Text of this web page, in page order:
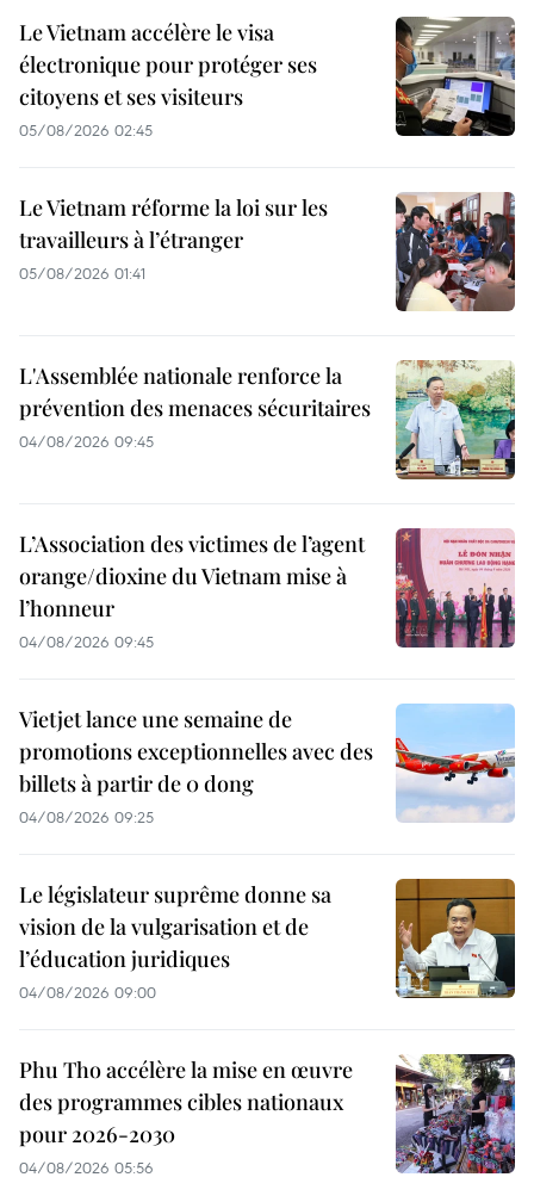
Le Vietnam accélère le visa
électronique pour protéger ses
citoyens et ses visiteurs
05/08/2026 02:45
Le Vietnam réforme la loi sur les
travailleurs à l’étranger
05/08/2026 01:41
L'Assemblée nationale renforce la
prévention des menaces sécuritaires
04/08/2026 09:45
L’Association des victimes de l’agent
orange/dioxine du Vietnam mise à
l’honneur
04/08/2026 09:45
Vietjet lance une semaine de
promotions exceptionnelles avec des
billets à partir de 0 dong
04/08/2026 09:25
Le législateur suprême donne sa
vision de la vulgarisation et de
l’éducation juridiques
04/08/2026 09:00
Phu Tho accélère la mise en œuvre
des programmes cibles nationaux
pour 2026-2030
04/08/2026 05:56